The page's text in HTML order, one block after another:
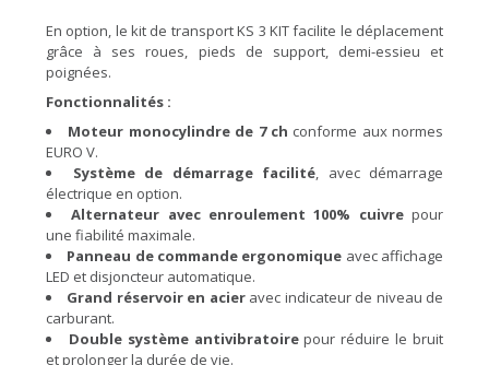
En option, le kit de transport KS 3 KIT facilite le déplacement
grâce à ses roues, pieds de support, demi-essieu et
poignées.
Fonctionnalités :
Moteur monocylindre de 7 ch conforme aux normes
EURO V.
Système de démarrage facilité, avec démarrage
électrique en option.
Alternateur avec enroulement 100% cuivrepour
une fiabilité maximale.
Panneau de commande ergonomique avec affichage
LED et disjoncteur automatique.
Grand réservoir en acieravec indicateur de niveau de
carburant.
Double système antivibratoirepour réduire le bruit
et prolonger la durée de vie.